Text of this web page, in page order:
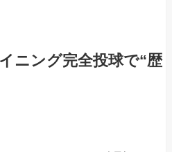
ニング完全投球で“歴